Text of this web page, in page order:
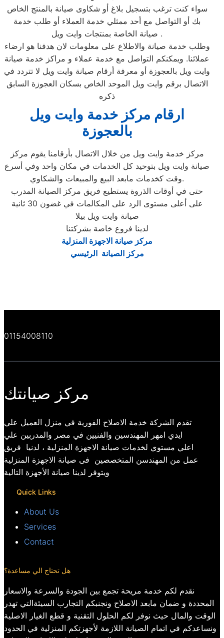
سواء كنت ترغب بتسجيل بلاغ أو شكاوى صيانة بالمنتج الخاص
بك أو التواصل مع أحد ممثلي خدمة العملاء أو طلب خدمة
صيانة الخاصة بمنتجات وايت ويل .
وطلب خدمة صيانة والاطلاع على معلومات لان هدفنا هو ارضاء
عملائنا. ويمكنكم التواصل مع خدمة عملاء و مراكز خدمة صيانة
وايت ويل بالعجوزة أو معرفة أرقام صيانة وايت ويل لا تتردد في
الاتصال برقم وايت ويل الموحد الخاص بسكان العجوزة السابق
ذكره
ارقام مركز خدمة وايت ويل
بالعجوزة
مركز خدمة وايت ويل من خلال الاتصال بأرقامنا يقوم مركز
صيانة وايت ويل بتوحيد كل الخدمات في مكان واحد وفي أسرع
وقت كخدمات مابعد البيع والمبيعات والشكاوي.
حتى في أوقات الذروة يستطيع فريق مركز الصيانة المدرب
على أعلى مستوى الرد على المكالمات في غضون 30 ثانية
صيانة وايت ويل بيلا
لدينا فروع خاصة بشركتنا
مركز صيانة الاجهزة المنزلية
مركز الصيانة الرئيسي
01154008110
مركز صيانتك
تقدم الشركة خدمة الاصلاح الفورية في منزل العميل علي
ايدي امهر المهندسين والفنيين في مصر والمدربين علي
اعلي مستوي لخدمات صيانة الاجهزة المنزلية ، لدنيا فريق
عمل من المهندسن المتخصصين فى صيانة الاجهزة المنزلية
ويتوفر لدينا صيانة الأجهزة التالية
Quick Links
About Us
Services
Contact
هل تحتاج الي مساعدة؟
نقدم لكم خدمة مريحة تجمع بين الجودة والسرعة والاسعار
المحددة و ضمان مابعد الاصلاح ونجنبكم التجارب السيئةالتي تهدر
الوقت والمال حيث نوفر لكم الحلول التقنية و قطع الغيار الاصلية
ونساعدكم في اتمام الصيانة اللازمة لأجهزتكم المنزلية في الحدود